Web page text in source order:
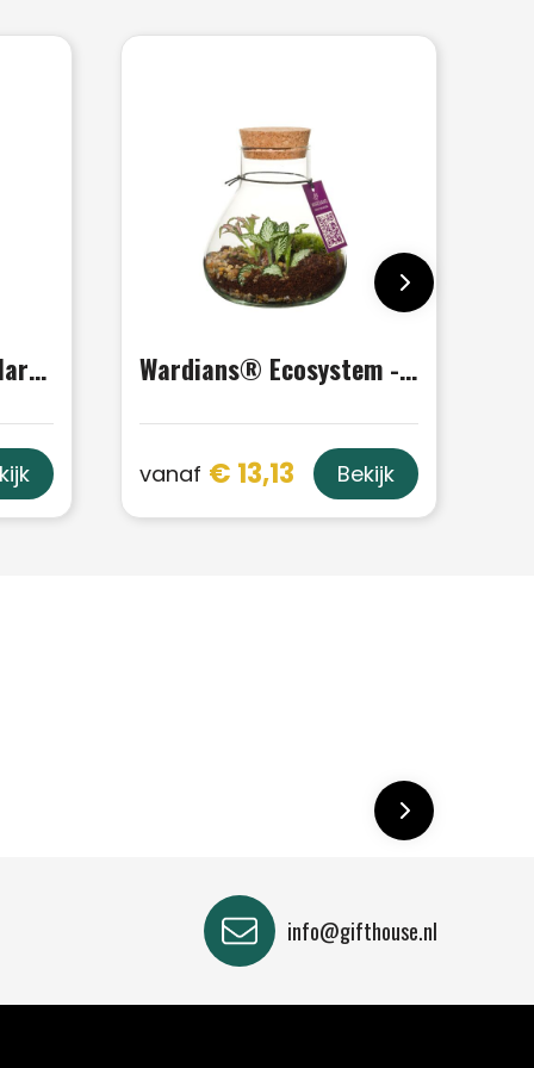
Message Printz® - Hartjesplant Wardians® Ecosystem - Erlenmeyer small
vanaf € 13,13 Bekijk
info@gifthouse.nl